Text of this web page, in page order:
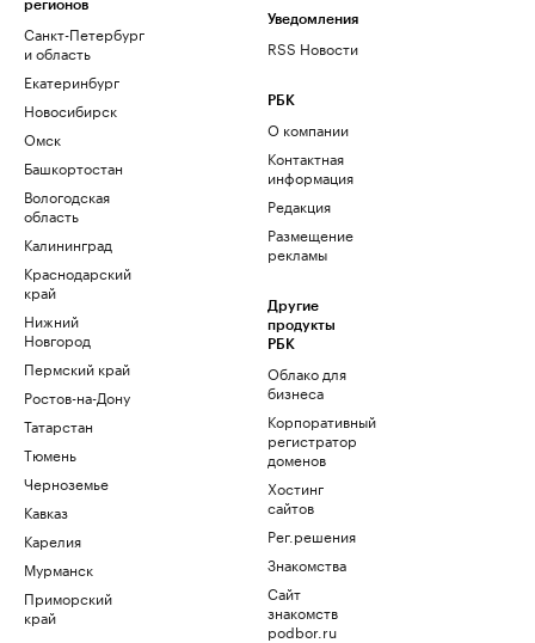
регионов
Санкт-Петербург
и область
Екатеринбург
Новосибирск
Омск
Башкортостан
Вологодская
область
Калининград
Краснодарский
край
Нижний
Новгород
Пермский край
Ростов-на-Дону
Татарстан
Тюмень
Черноземье
Кавказ
Карелия
Мурманск
Приморский
край
Уведомления
RSS Новости
РБК
О компании
Контактная
информация
Редакция
Размещение
рекламы
Другие
продукты
РБК
Облако для
бизнеса
Корпоративный
регистратор
доменов
Хостинг
сайтов
Рег.решения
Знакомства
Сайт
знакомств
podbor.ru